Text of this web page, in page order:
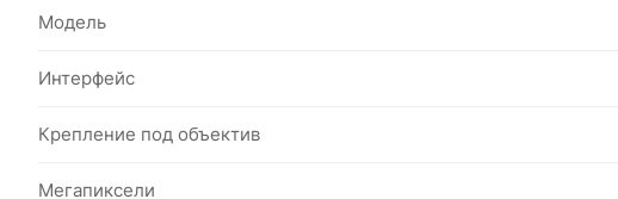
Модель
Интерфейс
Крепление под объектив
Мегапиксели